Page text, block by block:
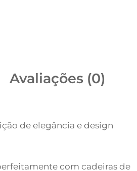
Avaliações (0)
de elegância e design
com cadeiras de